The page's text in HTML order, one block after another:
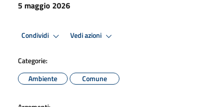
5 maggio 2026
Condividi Vedi azioni
Categorie:
Ambiente
Comune